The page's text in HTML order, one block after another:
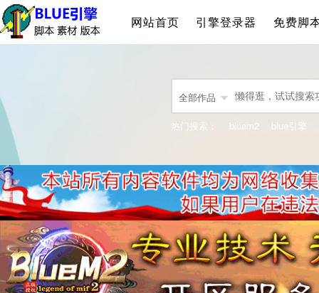
网站首页 引擎登录器 免费脚
全部作品
热门搜索： bluem2 blue引擎